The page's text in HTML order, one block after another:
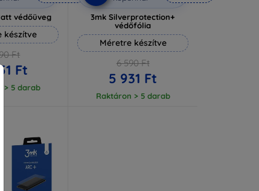
védőüveg
készítve
Ft
Ft
> 5 darab
3mk Silverprotection+
védőfólia
Méretre készítve
6 590 Ft
5 931 Ft
Raktáron > 5 darab